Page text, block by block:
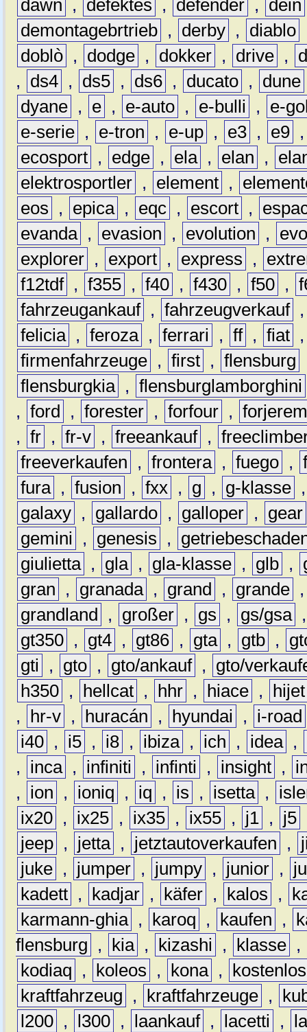
dawn , defektes , defender , dein
demontagebrtrieb , derby , diablo
doblò , dodge , dokker , drive ,
,
ds4 , ds5 , ds6 , ducato , dune
dyane , e , e-auto , e-bulli ,
e-
e-serie , e-tron , e-up , e3 , e9
ecosport , edge , ela , elan ,
elektrosportler , element ,
eos
, epica , eqc , escort ,
evanda , evasion , evolution ,
explorer , export , express ,
f12tdf , f355 , f40 , f430 , f50 ,
fahrzeugankauf , fahrzeugverkauf
felicia , feroza , ferrari , ff , fiat
firmenfahrzeuge , first , flensburg
flensburgkia , flensburglamborghini
, ford , forester , forfour ,
, fr , fr-v , freeankauf ,
freeverkaufen
, frontera , fuego ,
fura , fusion , fxx , g , g-klasse
galaxy , gallardo , galloper ,
gear
gemini
, genesis ,
giulietta , gla , gla-klasse , glb ,
gran
, granada , grand , grande
grandland
, großer , gs , gs/gsa
gt350 , gt4 , gt86 , gta , gtb ,
gti
, gto , gto/ankauf ,
gto/
h350 , hellcat , hhr , hiace ,
hijet
,
hr-v , huracán , hyundai ,
i-road
i40 , i5 , i8 , ibiza , ich , idea ,
,
inca , infiniti , infinti , insight ,
,
ion , ioniq , iq , is , isetta ,
ix20 , ix25 , ix35 , ix55 , j1 , j5
jeep , jetta , jetztautoverkaufen ,
juke , jumper , jumpy , junior ,
kadett , kadjar , käfer , kalos ,
karmann-ghia , karoq , kaufen ,
flensburg
, kia , kizashi , klasse ,
kodiaq
, koleos , kona ,
kostenlos
kraftfahrzeug
, kraftfahrzeuge ,
l200 , l300 , laankauf , lacetti ,